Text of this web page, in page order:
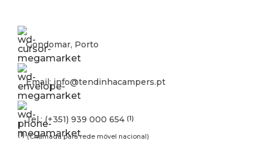
Gondomar, Porto
Email: info@tendinhacampers.pt
Tel.: (+351) 939 000 654 (1)
(1) (Chamada para rede móvel nacional)